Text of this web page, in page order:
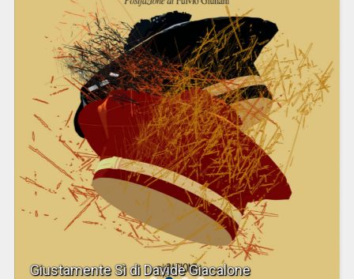
Giustamente Sì di Davide Giacalone